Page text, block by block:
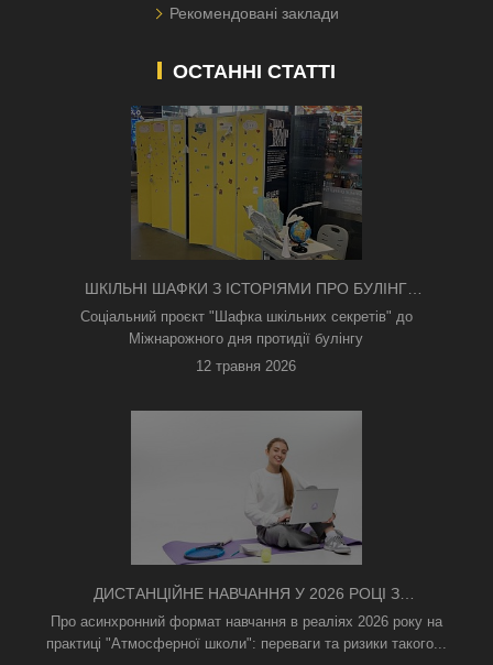
Рекомендовані заклади
ОСТАННІ СТАТТІ
ШКІЛЬНІ ШАФКИ З ІСТОРІЯМИ ПРО БУЛІНГ
З'ЯВИЛИСЯ В КИЄВІ
Соціальний проєкт "Шафка шкільних секретів" до
Міжнарожного дня протидії булінгу
12 травня 2026
ДИСТАНЦІЙНЕ НАВЧАННЯ У 2026 РОЦІ З
ТРИВОГАМИ ТА БЕЗ СВІТЛА: ЯК АСИНХРОННИЙ
ФОРМАТ РЯТУЄ ОСВІТНІЙ ПРОЦЕС
Про асинхронний формат навчання в реаліях 2026 року на
практиці "Атмосферної школи": переваги та ризики такого...